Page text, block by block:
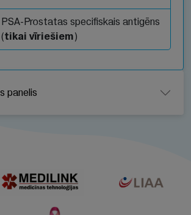
PSA-Prostatas specifiskais antigēns
(tikai vīriešiem)
panelis